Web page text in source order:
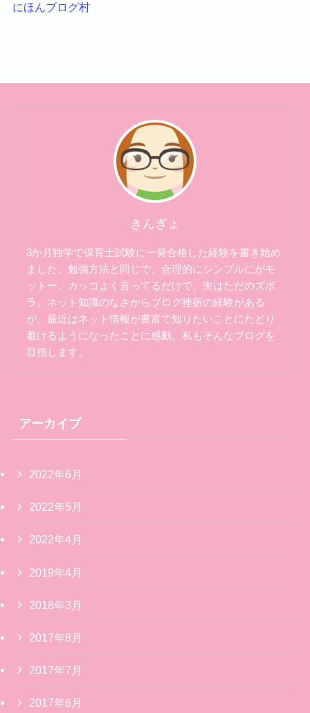
にほんブログ村
きんぎょ
3か月独学で保育士試験に一発合格した経験を書き始め
ました。勉強方法と同じで、合理的にシンプルにがモ
ットー。カッコよく言ってるだけで、実はただのズボ
ラ。ネット知識のなさからブログ挫折の経験がある
が、最近はネット情報が豊富で知りたいことにたどり
着けるようになったことに感動。私もそんなブログを
目指します。
アーカイブ
2022年6月
2022年5月
2022年4月
2019年4月
2018年3月
2017年8月
2017年7月
2017年6月